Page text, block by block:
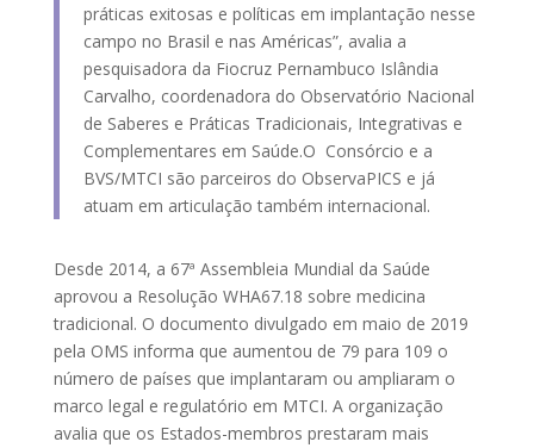
práticas exitosas e políticas em implantação nesse
campo no Brasil e nas Américas”, avalia a
pesquisadora da Fiocruz Pernambuco Islândia
Carvalho, coordenadora do Observatório Nacional
de Saberes e Práticas Tradicionais, Integrativas e
Complementares em Saúde.O Consórcio e a
BVS/MTCI são parceiros do ObservaPICS e já
atuam em articulação também internacional.
Desde 2014, a 67ª Assembleia Mundial da Saúde
aprovou a Resolução WHA67.18 sobre medicina
tradicional. O documento divulgado em maio de 2019
pela OMS informa que aumentou de 79 para 109 o
número de países que implantaram ou ampliaram o
marco legal e regulatório em MTCI. A organização
avalia que os Estados-membros prestaram mais